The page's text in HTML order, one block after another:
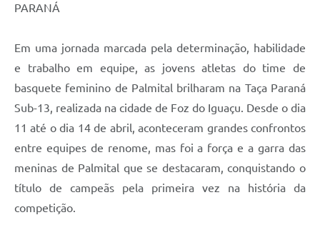
PARANÁ
Em uma jornada marcada pela determinação, habilidade
e trabalho em equipe, as jovens atletas do time de
basquete feminino de Palmital brilharam na Taça Paraná
Sub-13, realizada na cidade de Foz do Iguaçu. Desde o dia
11 até o dia 14 de abril, aconteceram grandes confrontos
entre equipes de renome, mas foi a força e a garra das
meninas de Palmital que se destacaram, conquistando o
título de campeãs pela primeira vez na história da
competição.